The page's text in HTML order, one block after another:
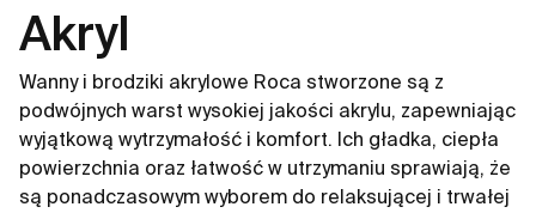
Akryl
Wanny i brodziki akrylowe Roca stworzone są z
podwójnych warst wysokiej jakości akrylu, zapewniając
wyjątkową wytrzymałość i komfort. Ich gładka, ciepła
powierzchnia oraz łatwość w utrzymaniu sprawiają, że
są ponadczasowym wyborem do relaksującej i trwałej